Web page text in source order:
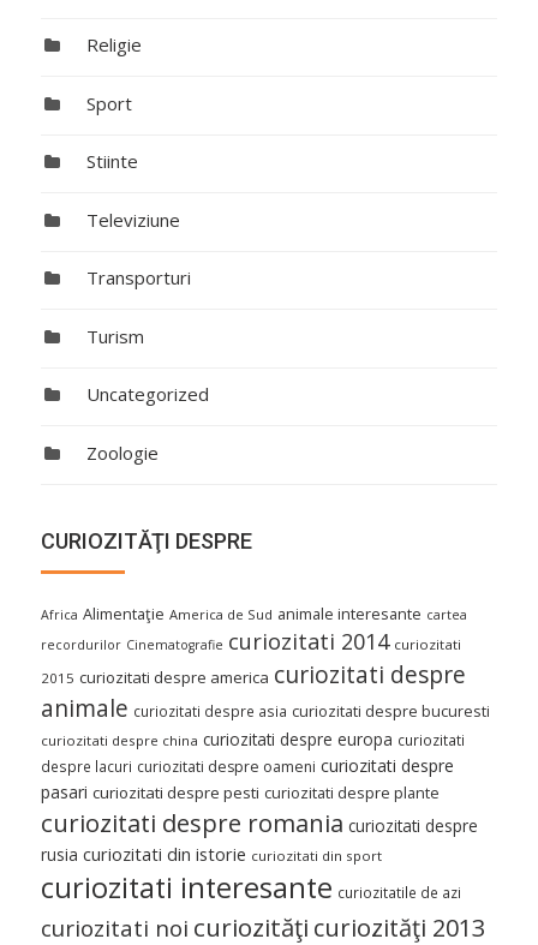
Religie
Sport
Stiinte
Televiziune
Transporturi
Turism
Uncategorized
Zoologie
CURIOZITĂŢI DESPRE
Africa Alimentaţie America de Sud animale interesante cartea
recordurilor Cinematografie curiozitati 2014 curiozitati
2015 curiozitati despre america curiozitati despre
animale curiozitati despre asia curiozitati despre bucuresti
curiozitati despre china curiozitati despre europa curiozitati
despre lacuri curiozitati despre oameni curiozitati despre
pasari curiozitati despre pesti curiozitati despre plante
curiozitati despre romania curiozitati despre
rusia curiozitati din istorie curiozitati din sport
curiozitati interesante curiozitatile de azi
curiozitati noi curiozităţi curiozităţi 2013